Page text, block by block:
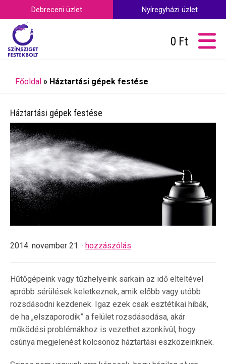
Debreceni üzlet Nyíregyházi üzlet
0 Ft
Főoldal » Háztartási gépek festése
Háztartási gépek festése
2014. november 21. · hozzászólás
Hűtőgépeink vagy tűzhelyeink sarkain az idő elteltével
apróbb sérülések keletkeznek, amik előbb vagy utóbb
rozsdásodni kezdenek. Igaz ezek csak esztétikai hibák,
de ha „elszaporodik” a felület rozsdásodása, akár
működési problémákhoz is vezethet azonkívül, hogy
csúnya megjelenést kölcsönöz háztartási eszközeinknek.